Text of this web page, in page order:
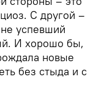
С другой –
успевший
И хорошо бы,
новые
без стыда и с